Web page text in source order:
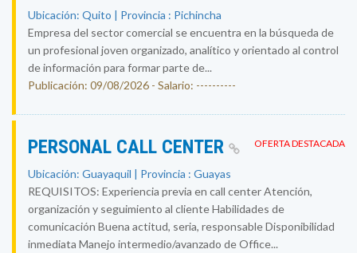
Ubicación: Quito | Provincia : Pichincha
Empresa del sector comercial se encuentra en la búsqueda de
un profesional joven organizado, analítico y orientado al control
de información para formar parte de...
Publicación: 09/08/2026 - Salario: ----------
OFERTA DESTACADA
PERSONAL CALL CENTER
Ubicación: Guayaquil | Provincia : Guayas
REQUISITOS: Experiencia previa en call center Atención,
organización y seguimiento al cliente Habilidades de
comunicación Buena actitud, seria, responsable Disponibilidad
inmediata Manejo intermedio/avanzado de Office...